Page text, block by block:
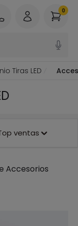
0
Tiras LED
ventas
Accesorios